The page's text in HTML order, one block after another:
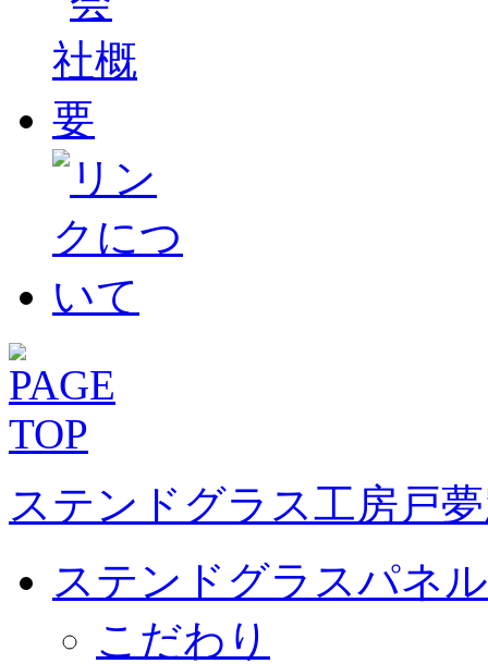
ステンドグラス工房戸
ステンドグラスパネル
こだわり